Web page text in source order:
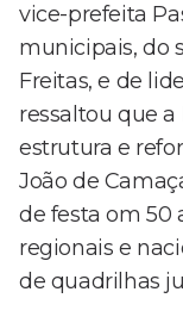
vice-prefeita
municipais, do
Freitas, e de
ressaltou que
estrutura e
João de
de festa om 50
regionais e
de quadrilhas